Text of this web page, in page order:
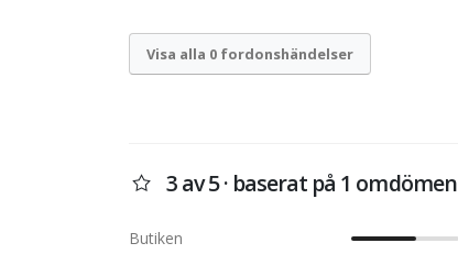
Visa alla 0 fordonshändelser
3 av 5 · baserat på 1 omdömen
Butiken